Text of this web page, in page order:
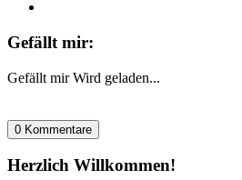
Gefällt mir:
Gefällt mir Wird geladen...
0 Kommentare
Herzlich Willkommen!